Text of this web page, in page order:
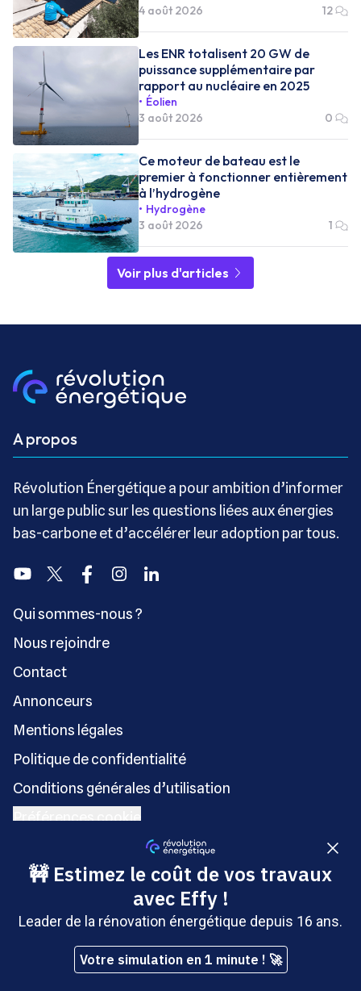
4 août 2026
12
Les ENR totalisent 20 GW de
puissance supplémentaire par
rapport au nucléaire en 2025
Éolien
3 août 2026
0
Ce moteur de bateau est le
premier à fonctionner entièrement
à l’hydrogène
Hydrogène
3 août 2026
1
Voir plus d'articles
A propos
Révolution Énergétique a pour ambition d’informer
un large public sur les questions liées aux énergies
bas-carbone et d’accélérer leur adoption par tous.
YoutubeTwitter FacebookInstagramLinkedin
Qui sommes-nous ?
Nous rejoindre
Contact
Annonceurs
Mentions légales
Politique de confidentialité
Conditions générales d’utilisation
Préférences cookie
Signaler un contenu illicite
À découvrir
Automobile Propre